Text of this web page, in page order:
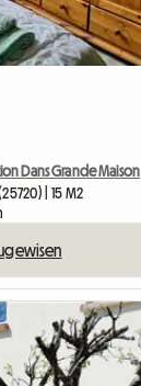
Dans Grande Maison
| 15 M2